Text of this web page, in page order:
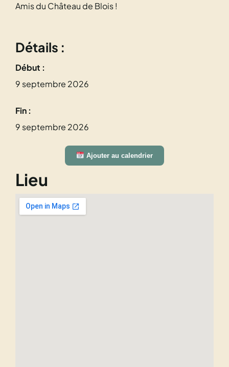
Amis du Château de Blois !
Détails :
Début :
9 septembre 2026
Fin :
9 septembre 2026
Ajouter au calendrier
Lieu